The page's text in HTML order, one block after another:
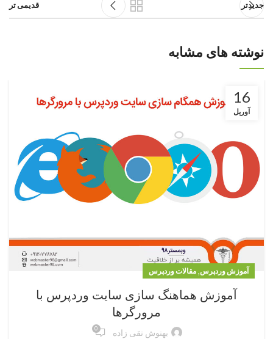
جدیدتر قدیمی تر
نوشته های مشابه
16
آوریل
آموزش وردپرس, مقالات وردپرس
آموزش هماهنگ سازی سایت وردپرس با
مرورگرها
بهنوش نقی زاده 0